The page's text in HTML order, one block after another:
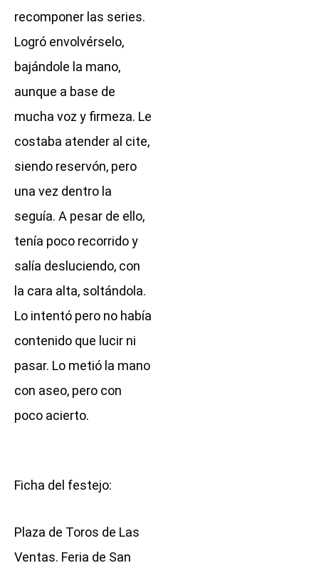
recomponer las series.
Logró envolvérselo,
bajándole la mano,
aunque a base de
mucha voz y firmeza. Le
costaba atender al cite,
siendo reservón, pero
una vez dentro la
seguía. A pesar de ello,
tenía poco recorrido y
salía desluciendo, con
la cara alta, soltándola.
Lo intentó pero no había
contenido que lucir ni
pasar. Lo metió la mano
con aseo, pero con
poco acierto.
Ficha del festejo:
Plaza de Toros de Las
Ventas. Feria de San